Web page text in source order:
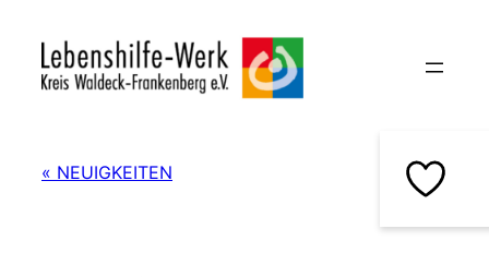
Inhalt
springen
« NEUIGKEITEN